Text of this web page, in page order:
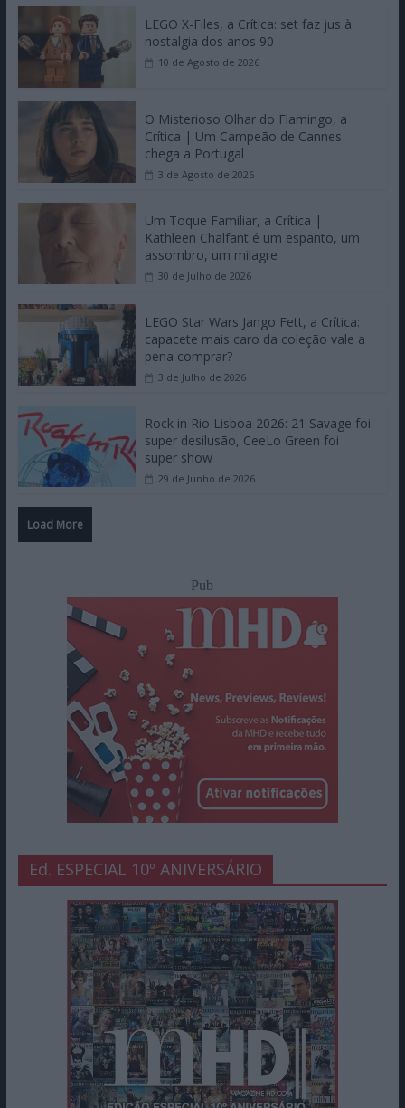
LEGO X-Files, a Crítica: set faz jus à
nostalgia dos anos 90
10 de Agosto de 2026
O Misterioso Olhar do Flamingo, a
Crítica | Um Campeão de Cannes
chega a Portugal
3 de Agosto de 2026
Um Toque Familiar, a Crítica |
Kathleen Chalfant é um espanto, um
assombro, um milagre
30 de Julho de 2026
LEGO Star Wars Jango Fett, a Crítica:
capacete mais caro da coleção vale a
pena comprar?
3 de Julho de 2026
Rock in Rio Lisboa 2026: 21 Savage foi
super desilusão, CeeLo Green foi
super show
29 de Junho de 2026
Load More
Pub
Ed. ESPECIAL 10º ANIVERSÁRIO